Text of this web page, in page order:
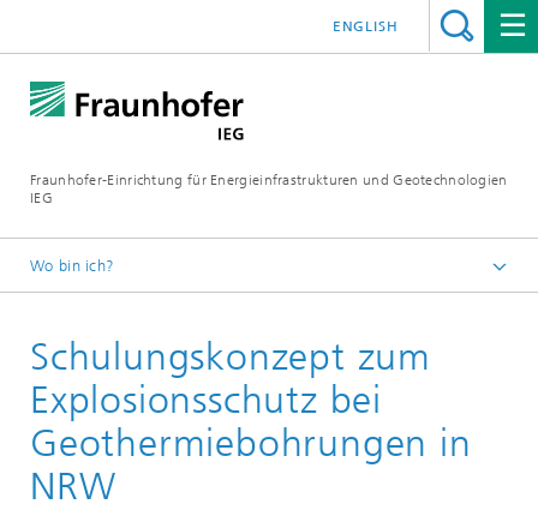
Fraunhofer-Einrichtung für Energieinfrastrukturen und Geotechnologien
IEG
ENGLISH
Wo bin ich?
Geschäftsfelder
Aus- und Weiterbildung
Schulungskonzept zum
Explosionsschutz bei
Geothermiebohrungen in
NRW